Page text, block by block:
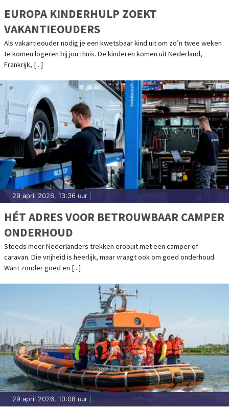
EUROPA KINDERHULP ZOEKT
VAKANTIEOUDERS
Als vakantieouder nodig je een kwetsbaar kind uit om zo’n twee weken
te komen logeren bij jou thuis. De kinderen komen uit Nederland,
Frankrijk, [...]
29 april 2026, 13:36 uur
HÉT ADRES VOOR BETROUWBAAR CAMPER
ONDERHOUD
Steeds meer Nederlanders trekken eropuit met een camper of
caravan. Die vrijheid is heerlijk, maar vraagt ook om goed onderhoud.
Want zonder goed en [...]
29 april 2026, 10:08 uur